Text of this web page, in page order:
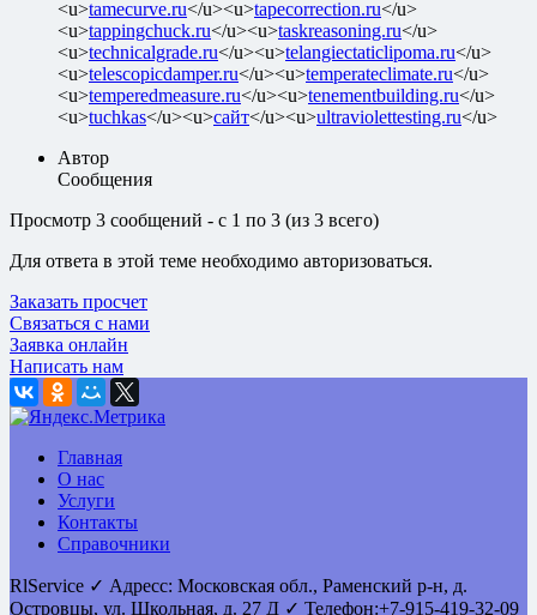
<u>tamecurve.ru</u><u>tapecorrection.ru</u>
<u>tappingchuck.ru</u><u>taskreasoning.ru</u>
<u>technicalgrade.ru</u><u>telangiectaticlipoma.ru</u>
<u>telescopicdamper.ru</u><u>temperateclimate.ru</u>
<u>temperedmeasure.ru</u><u>tenementbuilding.ru</u>
<u>tuchkas</u><u>сайт</u><u>ultraviolettesting.ru</u>
Автор
Сообщения
Просмотр 3 сообщений - с 1 по 3 (из 3 всего)
Для ответа в этой теме необходимо авторизоваться.
Заказать просчет
Связаться с нами
Заявка онлайн
Написать нам
Главная
О нас
Услуги
Контакты
Справочники
RlService ✓ Адресс: Московская обл., Раменский р-н, д.
Островцы, ул. Школьная, д. 27 Д ✓ Телефон:+7-915-419-32-09